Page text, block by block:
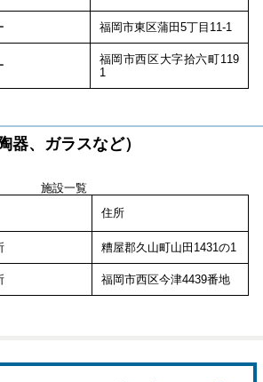
福岡市東区蒲田5丁目11-1
福岡市西区大字拾六町119
1
器、ガラスなど）
施設一覧
住所
糟屋郡久山町山田1431の1
福岡市西区今津4439番地